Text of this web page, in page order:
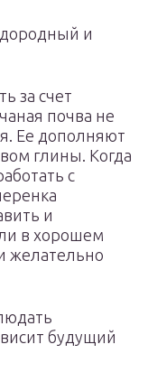
и
за счет
почва не
Ее дополняют
глины. Когда
с
и
в хорошем
желательно
будущий